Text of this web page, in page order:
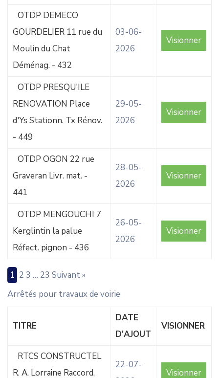
OTDP DEMECO
GOURDELIER 11 rue du
Moulin du Chat
Déménag. - 432
03-06-
2026
Visionner
OTDP PRESQU'ILE
RENOVATION Place
d'Ys Stationn. Tx Rénov.
- 449
29-05-
2026
Visionner
OTDP OGON 22 rue
Graveran Livr. mat. -
441
28-05-
2026
Visionner
OTDP MENGOUCHI 7
Kerglintin la palue
Réfect. pignon - 436
26-05-
2026
Visionner
1 2 3 … 23 Suivant »
Arrêtés pour travaux de voirie
TITRE
DATE
D'AJOUT
VISIONNER
RTCS CONSTRUCTEL
R. A. Lorraine Raccord.
22-07-
Visionner